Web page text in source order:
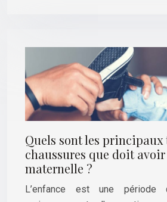
Quels sont les principaux
chaussures que doit
maternelle ?
L’enfance est une période